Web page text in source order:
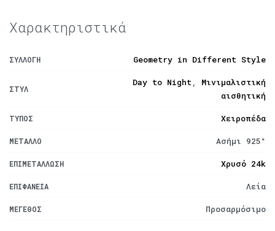
Χαρακτηριστικά
ΣΥΛΛΟΓΉ Geometry in Different Style
ΣΤΥΛ
Day to Night, Μινιμαλιστική
αισθητική
ΤΎΠΟΣ Χειροπέδα
ΜΈΤΑΛΛΟ Ασήμι 925°
ΕΠΙΜΕΤΆΛΛΩΣΗ Χρυσό 24k
ΕΠΙΦΆΝΕΙΑ Λεία
ΜΈΓΕΘΟΣ Προσαρμόσιμο